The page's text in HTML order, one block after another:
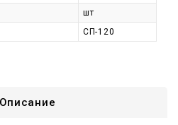
шт
СП-120
Описание